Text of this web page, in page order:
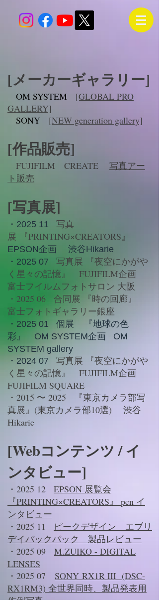
[メーカーギャラリー]
OM SYSTEM
[GLOBAL PRO
GALLERY]
SONY
[NEW generation gallery]
[作品販売]
FUJIFILM CREATE 写真アー
ト販売
[写真展]
​・2025 11 写真
展
『PRINTING×CREATORS』
EPSON企画 渋谷Hikarie
​・2025 07 写真展 『夜空にかがや
く星々の記憶』 FUJIFILM企画
富士フイルムフォトサロン 大阪
・2025 06 合同展 『時の回廊』
富士フォトギャラリー銀座
・2025 01 個展 『地球の色
彩』 OM SYSTEM企画 OM
SYSTEM gallery
・2024 07 写真展 『夜空にかがや
く星々の記憶』 FUJIFILM企画
FUJIFILM SQUARE
・2015 〜 2025 『東京カメラ部写
真展』(東京カメラ部10選) 渋谷
Hikarie
[Webコンテンツ / イ
ンタビュー]
・2025 12 EPSON 展覧会
『PRINTING×CREATORS』 pen イ
ンタビュー
・2025 11
ピークデザイン エブリ
デイバックパック 製品レビュー
・2025 09 M.ZUIKO - DIGITAL
LENSES
・2025 07 SONY RX1R III (DSC-
RX1RM3) 全世界同時、製品発表用